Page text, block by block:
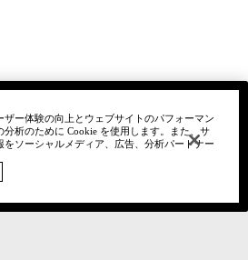
ザー体験の向上とウェブサイトのパフォーマン
分析のために Cookie を使用します。また、サ
をソーシャルメディア、広告、分析パートナー